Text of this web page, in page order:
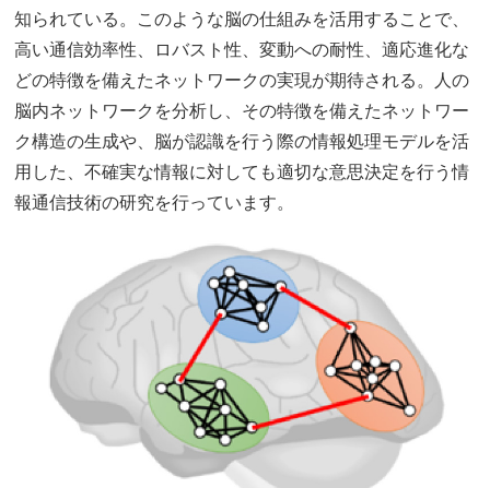
知られている。このような脳の仕組みを活用することで、
高い通信効率性、ロバスト性、変動への耐性、適応進化な
どの特徴を備えたネットワークの実現が期待される。人の
脳内ネットワークを分析し、その特徴を備えたネットワー
ク構造の生成や、脳が認識を行う際の情報処理モデルを活
用した、不確実な情報に対しても適切な意思決定を行う情
報通信技術の研究を行っています。